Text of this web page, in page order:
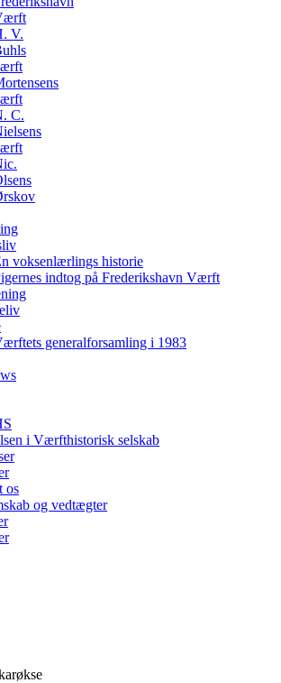
V.
C.
voksenlærlings historie
indtog på Frederikshavn Værft
generalforsamling i 1983
i Værfthistorisk selskab
os
og vedtægter